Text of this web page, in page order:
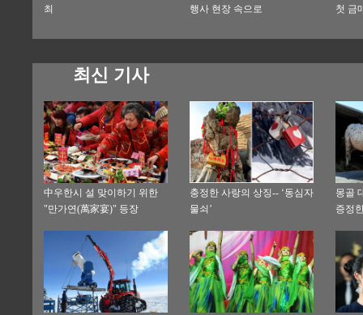
최
행사 현장 속으로
첫 금
최신 기사
中우한시 설 맞이하기 위한
"만가연(萬家宴)" 등장
충정한 사랑의 상징-- ‘동심자
물쇠’
몽골
증정